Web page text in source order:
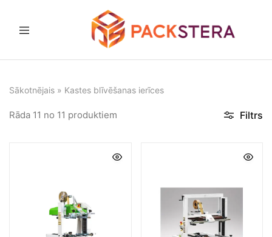
aprīkojums
Sākotnējais » Kastes blīvēšanas ierīces
Filtrs
Rāda 11 no 11 produktiem